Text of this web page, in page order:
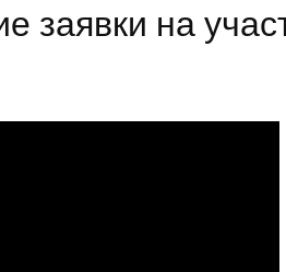
заявки на